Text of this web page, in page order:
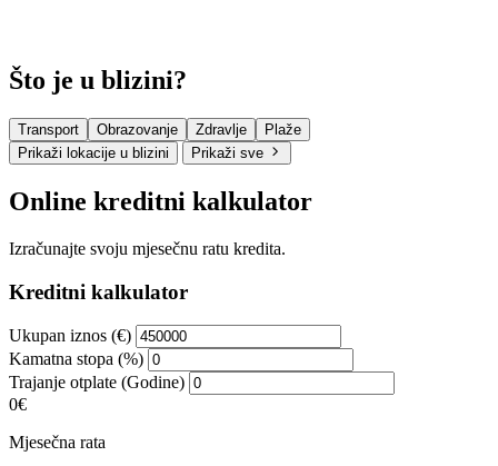
Što je u blizini?
Transport Obrazovanje Zdravlje
Plaže
Prikaži lokacije u blizini
Prikaži sve
Online kreditni kalkulator
Izračunajte svoju mjesečnu ratu kredita.
Kreditni kalkulator
Ukupan iznos (€)
Kamatna stopa (%)
Trajanje otplate (Godine)
0€
Mjesečna rata